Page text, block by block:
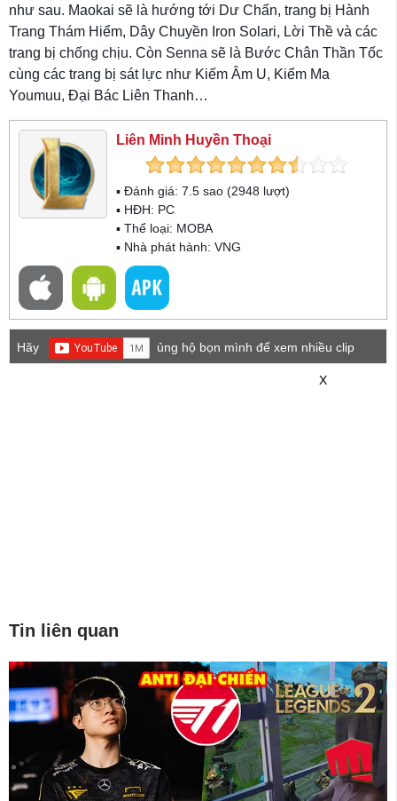
như sau. Maokai sẽ là hướng tới Dư Chấn, trang bị Hành
Trang Thám Hiểm, Dây Chuyền Iron Solari, Lời Thề và các
trang bị chống chịu. Còn Senna sẽ là Bước Chân Thần Tốc
cùng các trang bị sát lực như Kiếm Âm U, Kiếm Ma
Youmuu, Đại Bác Liên Thanh…
Liên Minh Huyền Thoại
▪ Đánh giá: 7.5 sao (2948 lượt)
▪ HĐH: PC
▪ Thể loại: MOBA
▪ Nhà phát hành: VNG
Hãy
ủng hộ bọn mình để xem nhiều clip
X
Tin liên quan